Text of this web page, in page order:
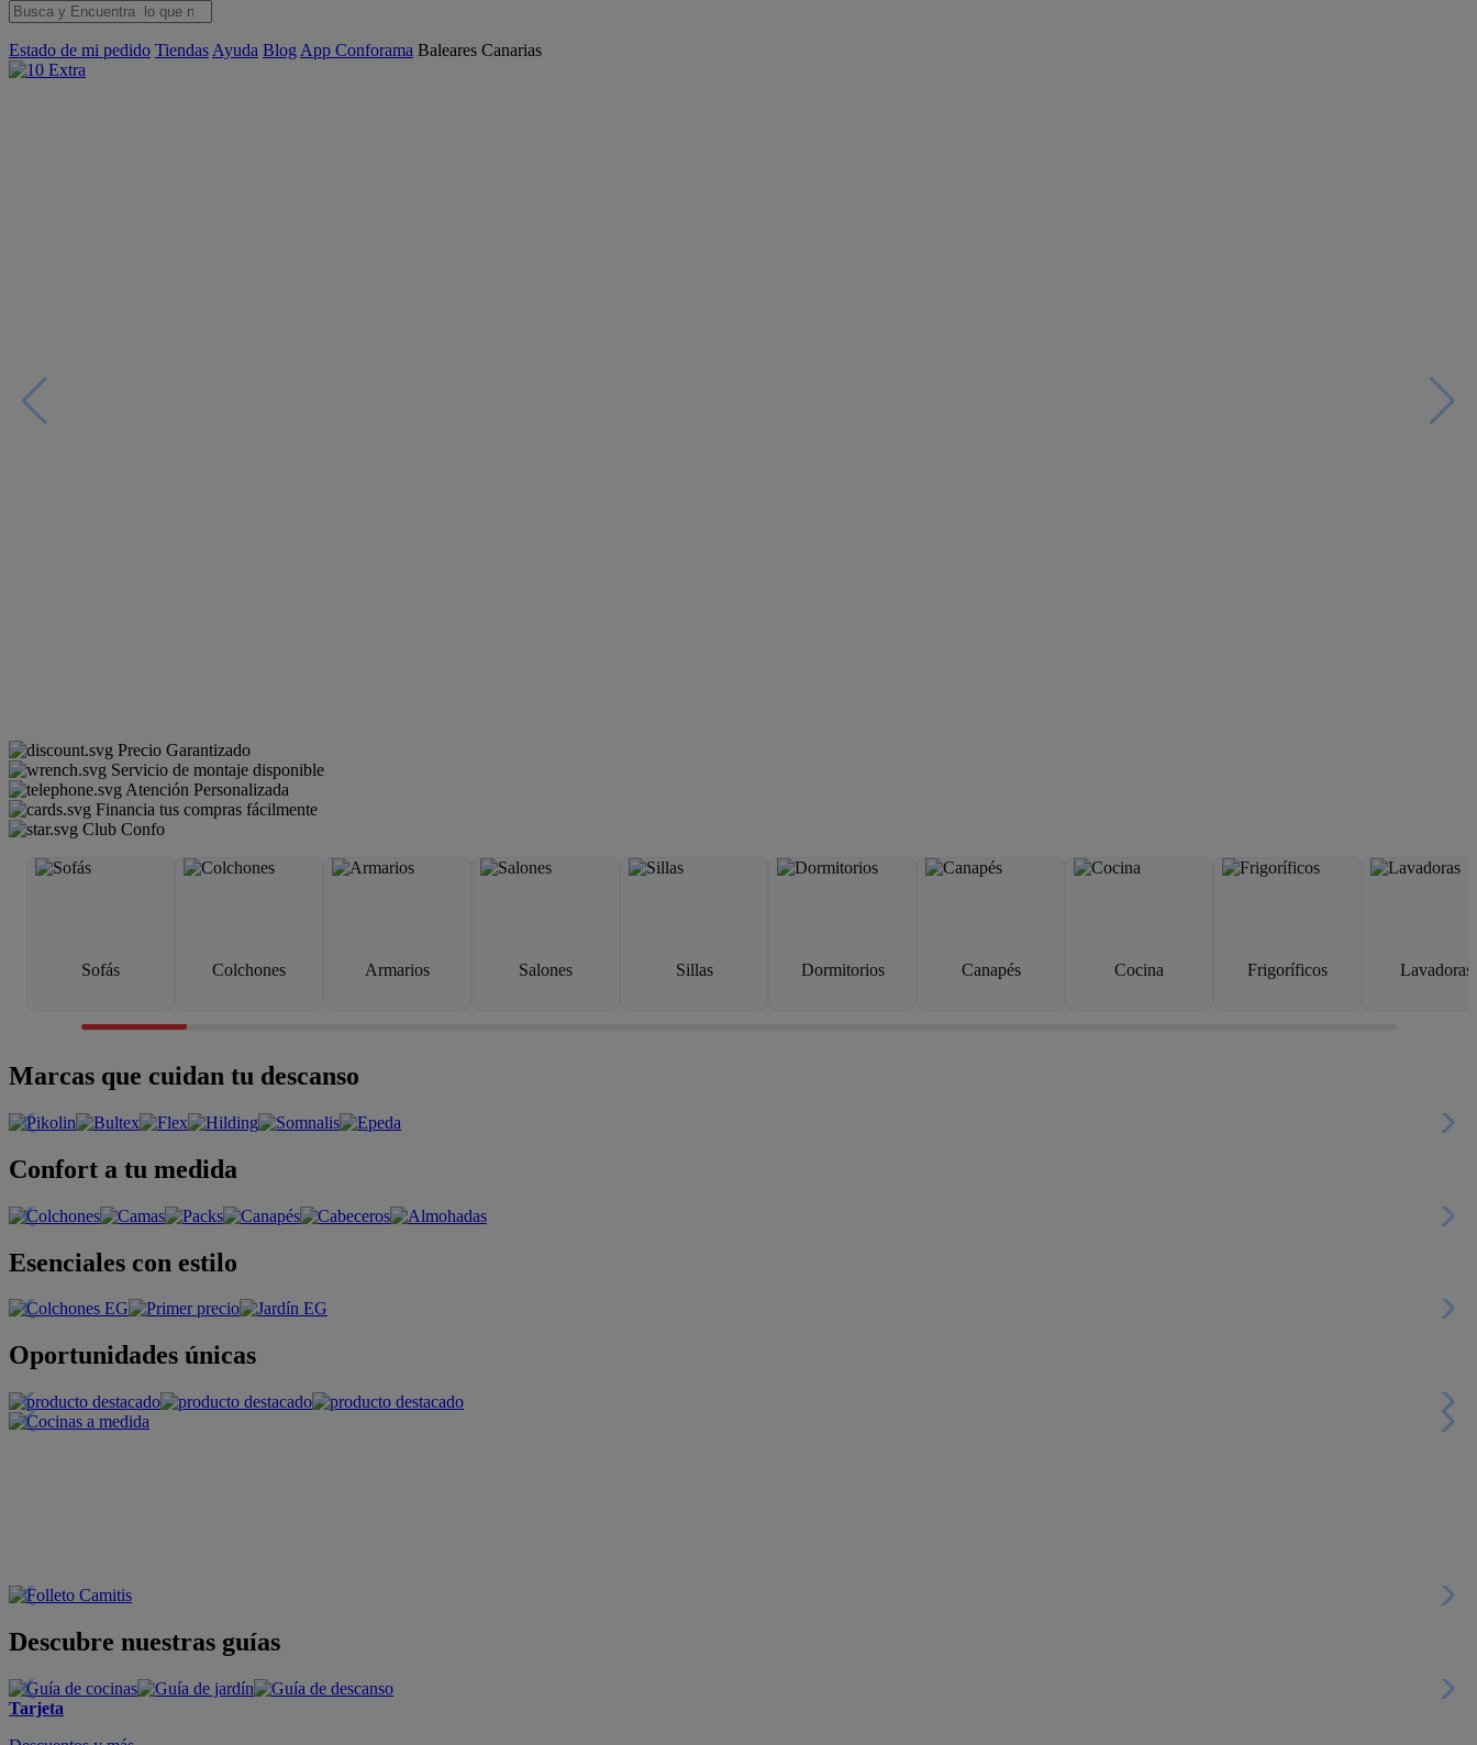
Estado de mi pedido Tiendas Ayuda Blog App Conforama Baleares Canarias
Precio Garantizado
Servicio de montaje disponible
Atención Personalizada
Financia tus compras fácilmente
Club Confo
Sofás Colchones Armarios Salones Sillas Dormitorios Canapés Cocina Frigoríficos Lavadoras
Marcas que cuidan tu descanso
Confort a tu medida
Esenciales con estilo
Oportunidades únicas
Descubre nuestras guías
Tarjeta